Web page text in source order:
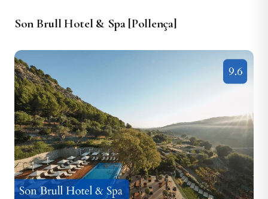
Son Brull Hotel & Spa [Pollença]